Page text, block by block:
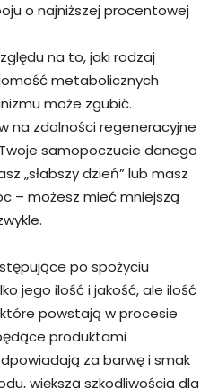
o najniższej procentowej
na to, jaki rodzaj
metabolicznych
może zgubić.
na zdolności regeneracyjne
samopoczucie danego
„słabszy dzień” lub masz
– możesz mieć mniejszą
po spożyciu
jego ilość i jakość, ale ilość
powstają w procesie
produktami
za barwę i smak
większą szkodliwością dla